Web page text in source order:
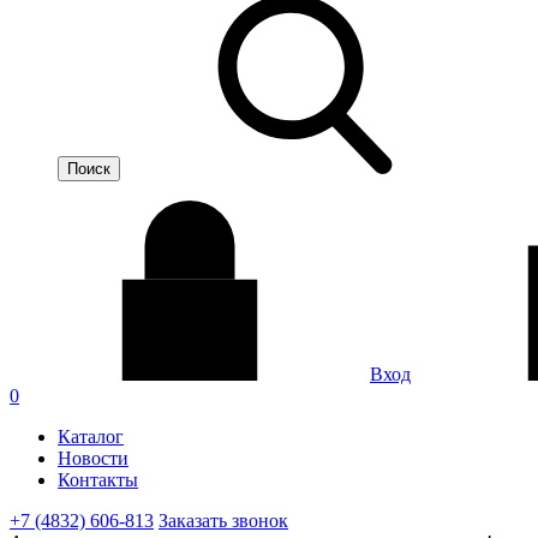
Вход
0
Каталог
Новости
Контакты
+7 (4832) 606-813 Заказать звонок